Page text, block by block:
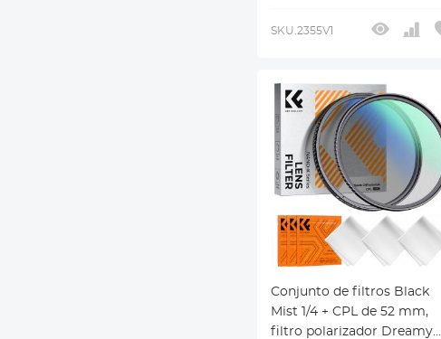
multicamadas, série Nano-
SKU.2355V1
Conjunto de filtros Black
Mist 1/4 + CPL de 52 mm,
filtro polarizador Dreamy